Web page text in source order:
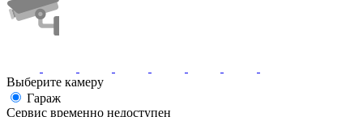
Выберите камеру
Гараж
Сервис временно недоступен